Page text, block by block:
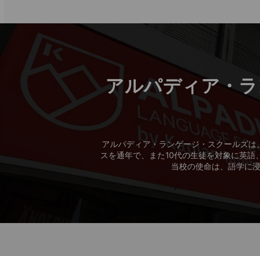
アルパディア・
アルパディア・ランゲージ・スクールズ
スを通年で、また10代の生徒を対象に英
当校の使命は、語学に